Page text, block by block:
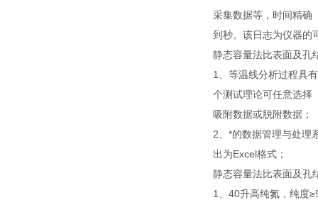
采集数据等，时间精确
到秒。该日志为仪器的
静态容量法比表面及孔
1、等温线分析过程具
个测试理论可任意选择
吸附数据或脱附数据；
2、*的数据管理与处理
出为Excel格式；
静态容量法比表面及孔
1、40升高纯氮，纯度